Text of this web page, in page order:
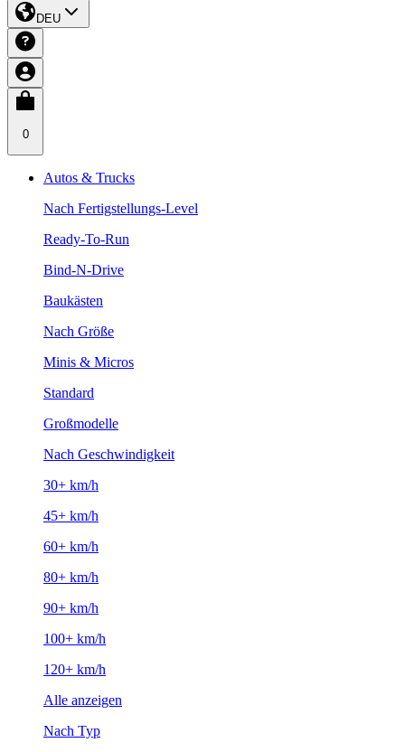
DEU
0
Autos & Trucks
Nach Fertigstellungs-Level
Ready-To-Run
Bind-N-Drive
Baukästen
Nach Größe
Minis & Micros
Standard
Großmodelle
Nach Geschwindigkeit
30+ km/h
45+ km/h
60+ km/h
80+ km/h
90+ km/h
100+ km/h
120+ km/h
Alle anzeigen
Nach Typ